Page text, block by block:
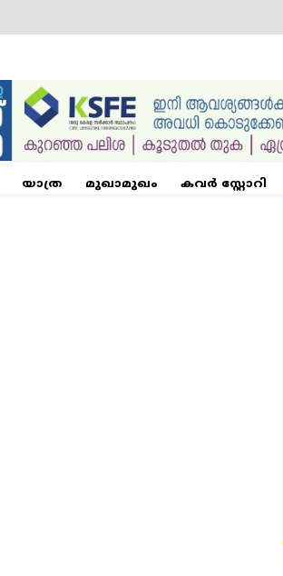
യാത്ര മുഖാമുഖം കവർ സ്റ്റോറി